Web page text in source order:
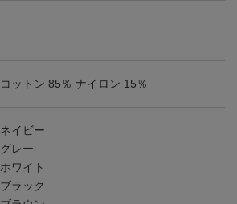
コットン 85％ ナイロン 15％
ネイビー
グレー
ホワイト
ブラック